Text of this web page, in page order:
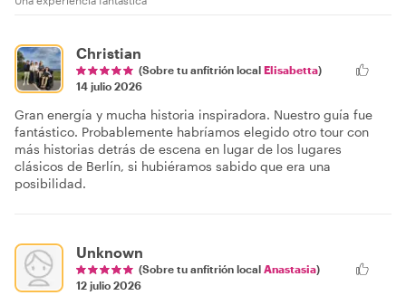
Christian
(Sobre tu anfitrión local Elisabetta)
14 julio 2026
Gran energía y mucha historia inspiradora. Nuestro guía fue
fantástico. Probablemente habríamos elegido otro tour con
más historias detrás de escena en lugar de los lugares
clásicos de Berlín, si hubiéramos sabido que era una
posibilidad.
Unknown
(Sobre tu anfitrión local Anastasia)
12 julio 2026